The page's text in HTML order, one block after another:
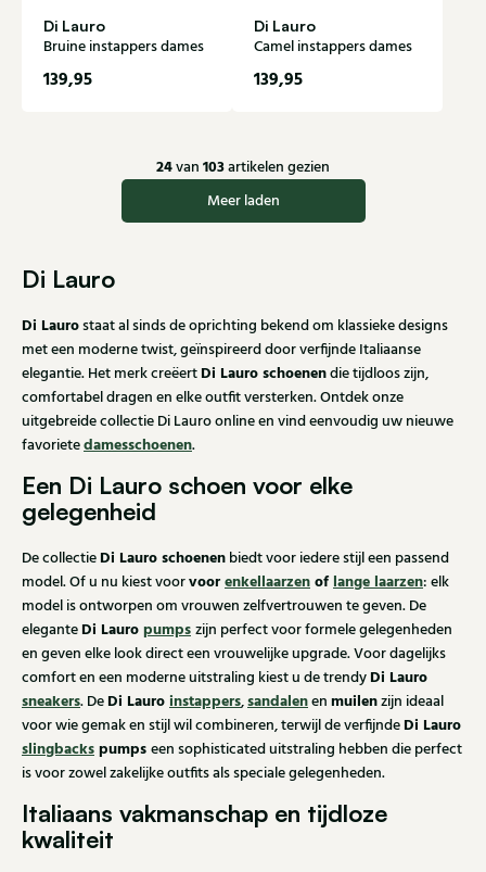
Di Lauro
Bruine instappers dames
139,95
Di Lauro
Camel instappers dames
139,95
24van 103artikelen gezien
Meer laden
Di Lauro
Di Laurostaat al sinds de oprichting bekend om klassieke designs
met een moderne twist, geïnspireerd door verfijnde Italiaanse
elegantie. Het merk creëert Di Lauro schoenendie tijdloos zijn,
comfortabel dragen en elke outfit versterken. Ontdek onze
uitgebreide collectie Di Lauro online en vind eenvoudig uw nieuwe
favorietedamesschoenen.
Een Di Lauro schoen voor elke
gelegenheid
De collectie Di Lauro schoenen biedt voor iedere stijl een passend
model. Of u nu kiest voorvoorenkellaarzenoflange laarzen: elk
model is ontworpen om vrouwen zelfvertrouwen te geven. De
elegante Di Lauropumps zijn perfect voor formele gelegenheden
en geven elke look direct een vrouwelijke upgrade. Voor dagelijks
comfort en een moderne uitstraling kiest u de trendy Di Lauro
sneakers. De Di Lauroinstappers,sandalenen muilenzijn ideaal
voor wie gemak en stijl wil combineren, terwijl de verfijnde Di Lauro
slingbackspumps een sophisticated uitstraling hebben die perfect
is voor zowel zakelijke outfits als speciale gelegenheden.
Italiaans vakmanschap en tijdloze
kwaliteit